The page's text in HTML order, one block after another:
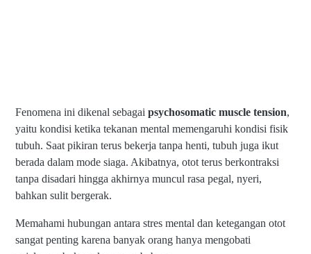
Fenomena ini dikenal sebagai psychosomatic muscle tension,
yaitu kondisi ketika tekanan mental memengaruhi kondisi fisik
tubuh. Saat pikiran terus bekerja tanpa henti, tubuh juga ikut
berada dalam mode siaga. Akibatnya, otot terus berkontraksi
tanpa disadari hingga akhirnya muncul rasa pegal, nyeri,
bahkan sulit bergerak.
Memahami hubungan antara stres mental dan ketegangan otot
sangat penting karena banyak orang hanya mengobati